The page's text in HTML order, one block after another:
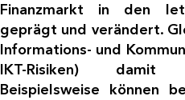
Finanzmarkt in den
geprägt und verändert.
Informations- und
IKT-Risiken) damit
Beispielsweise können